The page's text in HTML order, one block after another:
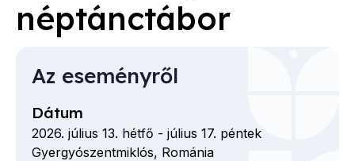
néptánctábor
Az eseményről
Dátum
2026. július 13. hétfő - július 17. péntek
Gyergyószentmiklós, Románia